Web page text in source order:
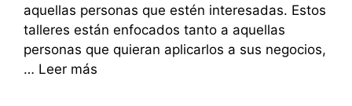
aquellas personas que estén interesadas. Estos
talleres están enfocados tanto a aquellas
personas que quieran aplicarlos a sus negocios,
… Leer más